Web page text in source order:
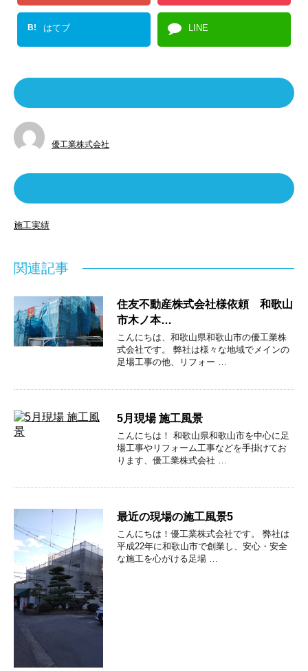
B! はてブ LINE
優工業株式会社
施工実績
関連記事
住友不動産株式会社様依頼 和歌山
市木ノ本…
こんにちは、和歌山県和歌山市の優工業株
式会社です。 弊社は様々な地域でメインの
足場工事の他、リフォー …
5月現場 施工風景
こんにちは！ 和歌山県和歌山市を中心に足
場工事やリフォーム工事などを手掛けてお
ります、優工業株式会社 …
最近の現場の施工風景5
こんにちは！優工業株式会社です。 弊社は
平成22年に和歌山市で創業し、安心・安全
な施工を心がける足場 …